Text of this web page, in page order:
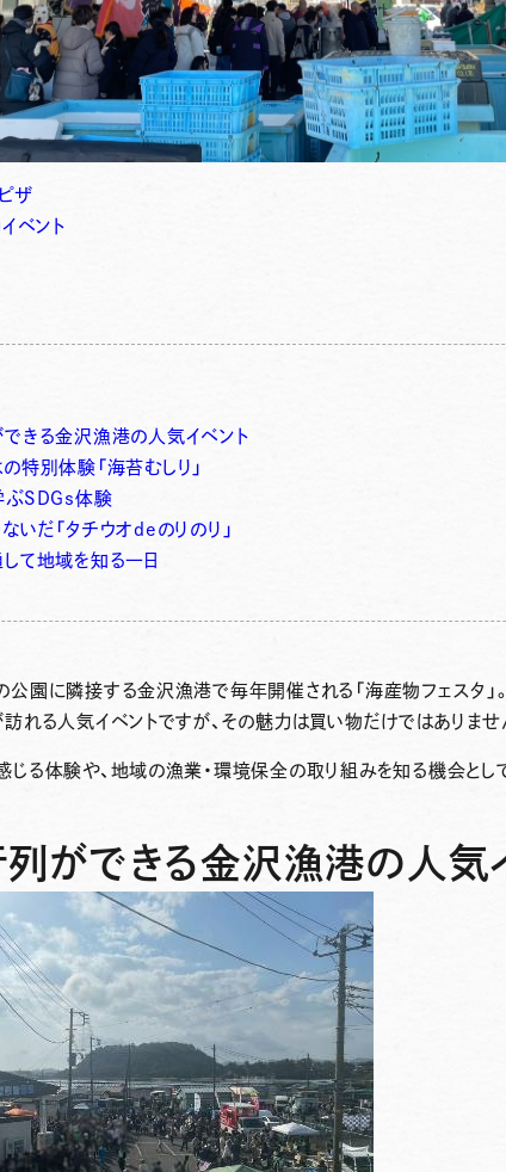
ザ
ベント
きる金沢漁港の人気イベント
特別体験「海苔むしり」
ぶSDGs体験
いだ「タチウオdeのりのり」
て地域を知る一日
公園に隣接する金沢漁港で毎年開催される「海産物フェスタ
れる人気イベントですが、その魅力は買い物だけではありませ
じる体験や、地域の漁業・環境保全の取り組みを知る機会とし
ができる金沢漁港の人気